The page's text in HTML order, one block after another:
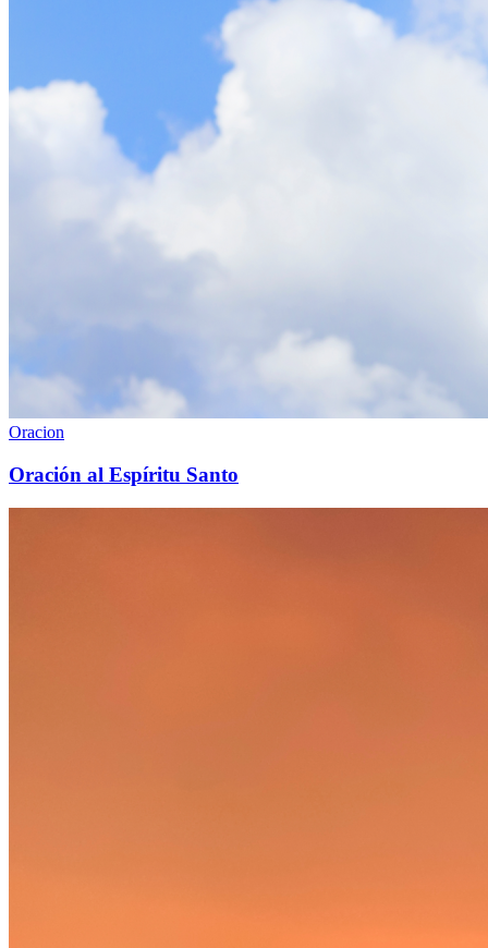
Oracion
Oración al Espíritu Santo